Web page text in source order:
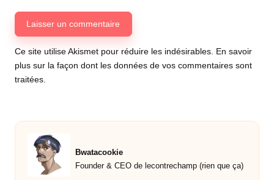
Ce site utilise Akismet pour réduire les indésirables.
En savoir
plus sur la façon dont les données de vos commentaires sont
traitées
Bwatacookie
Founder & CEO de lecontrechamp (rien que ça)